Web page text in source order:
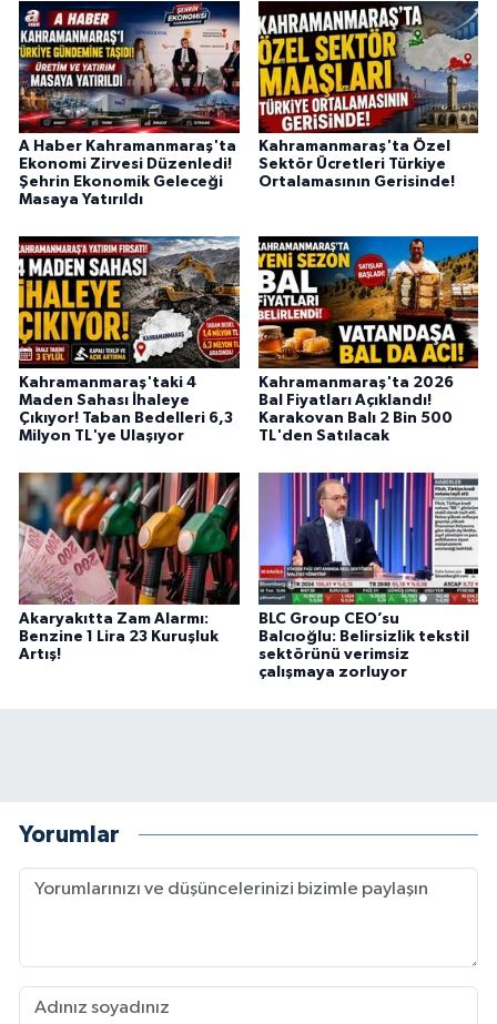
A Haber Kahramanmaraş'ta
Ekonomi Zirvesi Düzenledi!
Şehrin Ekonomik Geleceği
Masaya Yatırıldı
Kahramanmaraş'ta Özel
Sektör Ücretleri Türkiye
Ortalamasının Gerisinde!
Kahramanmaraş'taki 4
Maden Sahası İhaleye
Çıkıyor! Taban Bedelleri 6,3
Milyon TL'ye Ulaşıyor
Kahramanmaraş'ta 2026
Bal Fiyatları Açıklandı!
Karakovan Balı 2 Bin 500
TL'den Satılacak
Akaryakıtta Zam Alarmı:
Benzine 1 Lira 23 Kuruşluk
Artış!
BLC Group CEO’su
Balcıoğlu: Belirsizlik tekstil
sektörünü verimsiz
çalışmaya zorluyor
Yorumlar
KİTAP
HEDEF2020
OTOMOBİL
MİZAH
TARİH
Genel
Politika
YEREL
BÖLGEDEN
BİLİM TEKNOLOJİ
ASAYİŞ
SEÇİM 2015
YARIŞMALAR
TANITIM